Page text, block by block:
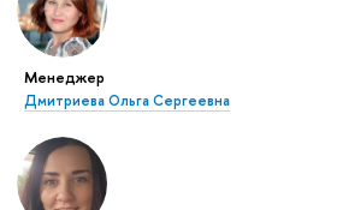
Менеджер
Дмитриева Ольга Сергеевна